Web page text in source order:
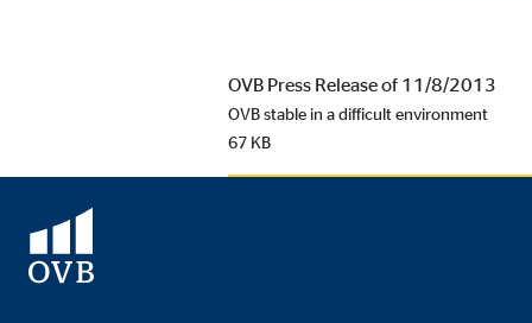
OVB Press Release of 11/8/2013
OVB stable in a difficult environment
67 KB
Anbieter: